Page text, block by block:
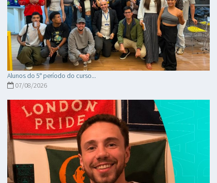
Alunos do 5° período do curso...
07/08/2026